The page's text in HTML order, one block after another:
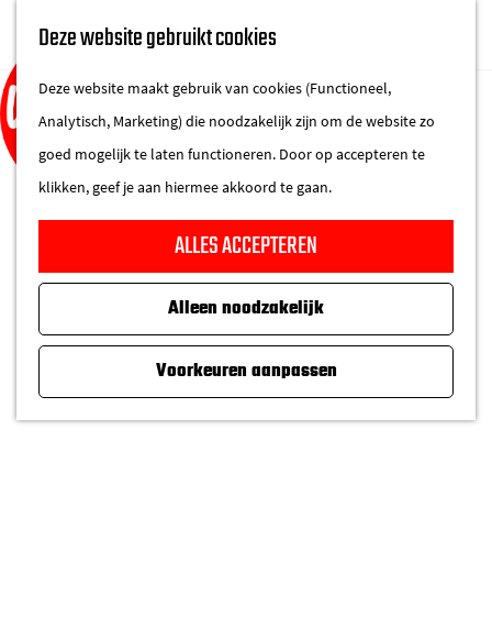
Deze website gebruikt cookies
Deze website maakt gebruik van cookies (Functioneel,
Analytisch, Marketing) die noodzakelijk zijn om de website zo
goed mogelijk te laten functioneren. Door op accepteren te
klikken, geef je aan hiermee akkoord te gaan.
ALLES ACCEPTEREN
Alleen noodzakelijk
Voorkeuren aanpassen
e
n
u
IN DE STAD
DE REGIO IN